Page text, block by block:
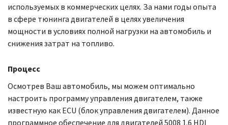
используемых в коммерческих целях. За нами годы опыта
в сфере тюнинга двигателей в целях увеличения
мощности в условиях полной нагрузки на автомобиль и
снижения затрат на топливо.
Процесс
Осмотрев Ваш автомобиль, мы можем оптимально
настроить программу управления двигателем, также
известную как ECU (блок управления двигателем). Данное
программное обеспечение для двигателей 5008 1.6 HDI